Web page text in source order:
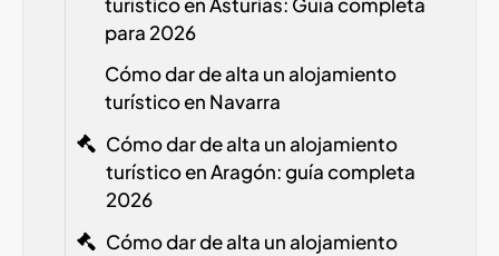
para 2026
Cómo dar de alta un alojamiento
turístico en Navarra
Cómo dar de alta un alojamiento
turístico en Aragón: guía completa
2026
Cómo dar de alta un alojamiento